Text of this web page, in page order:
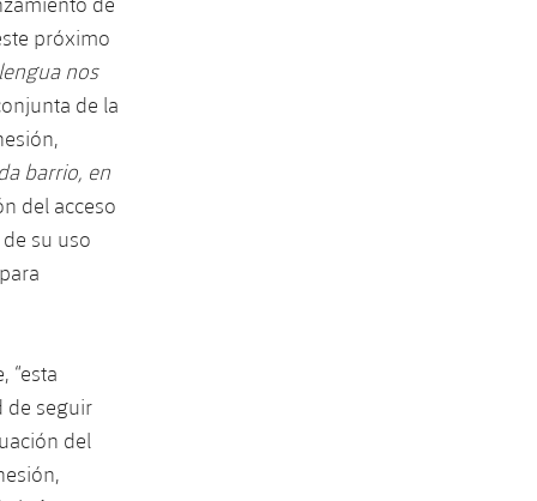
próximo
nos
de la
barrio, en
del acceso
su uso
“esta
de seguir
del